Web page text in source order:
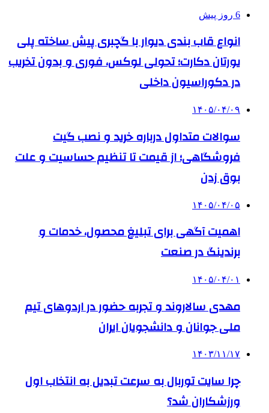
6 روز پیش
انواع قاب بندی دیوار با گچبری پیش ساخته پلی
یورتان دکارت؛ تحولی لوکس، فوری و بدون تخریب
در دکوراسیون داخلی
۱۴۰۵/۰۴/۰۹
سوالات متداول درباره خرید و نصب گیت
فروشگاهی؛ از قیمت تا تنظیم حساسیت و علت
بوق زدن
۱۴۰۵/۰۴/۰۵
اهمیت آگهی برای تبلیغ محصول، خدمات و
برندینگ در صنعت
۱۴۰۵/۰۴/۰۱
مهدی سالاروند و تجربه حضور در اردوهای تیم
ملی جوانان و دانشجویان ایران
۱۴۰۳/۱۱/۱۷
چرا سایت توربال به ‌سرعت تبدیل به انتخاب اول
ورزشکاران شد؟